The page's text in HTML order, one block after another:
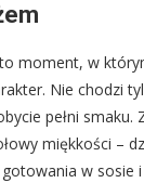
moment, w
Nie chodzi
pełni smaku.
miękkości –
w sosie